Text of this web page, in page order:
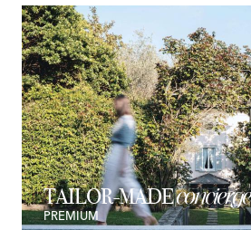
TAILOR-MADEconcierge
PREMIUM